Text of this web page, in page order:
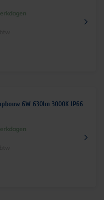
6W 630lm 3000K IP66